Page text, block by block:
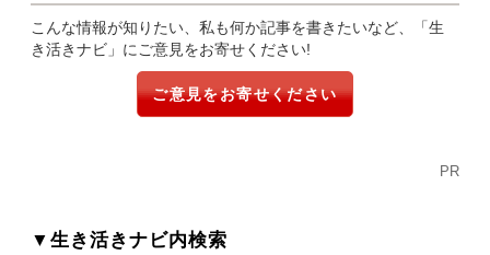
こんな情報が知りたい、私も何か記事を書きたいなど、「生
き活きナビ」にご意見をお寄せください!
ご意見をお寄せください
PR
▼生き活きナビ内検索